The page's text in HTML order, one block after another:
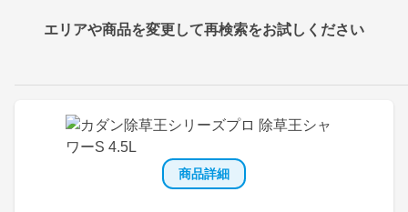
製品検索はこちら
取扱店検索はこちら
商品詳細
エリアや商品を変更して再検索をお試しください